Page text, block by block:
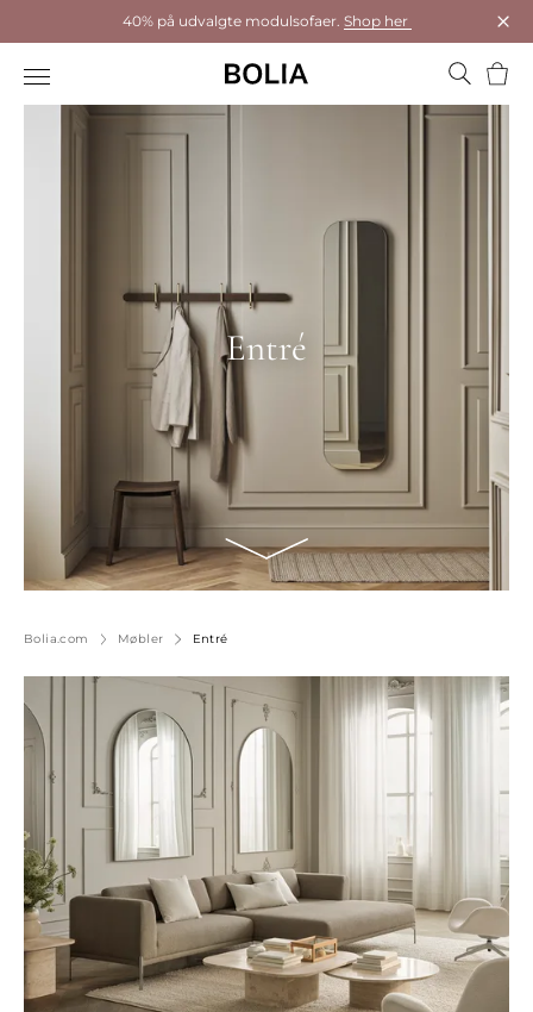
40% på udvalgte modulsofaer. Shop her
Kurv
Entré
Bolia.com Møbler Entré